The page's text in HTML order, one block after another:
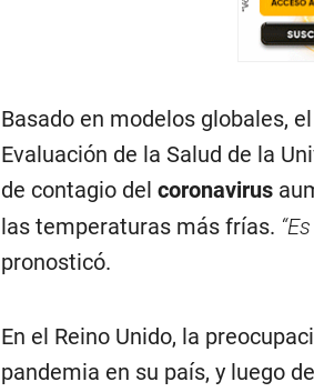
Basado en modelos globales,
Evaluación de la Salud de la
de contagio del coronavirus
las temperaturas más frías.
pronosticó.
En el Reino Unido, la
pandemia en su país, y luego